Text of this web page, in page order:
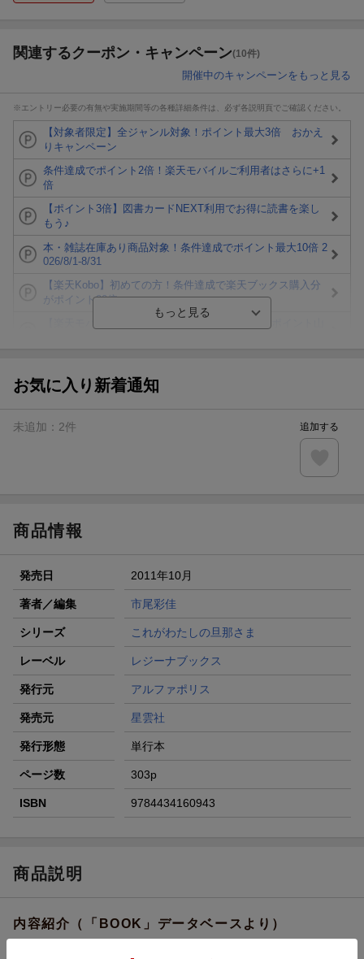
関連するクーポン・キャンペーン(10件)
開催中のキャンペーンをもっと見る
※エントリー必要の有無や実施期間等の各種詳細条件は、必ず各説明頁でご確認ください。
【対象者限定】全ジャンル対象！ポイント最大3倍 おかえ
りキャンペーン
条件達成でポイント2倍！楽天モバイルご利用者はさらに+1
倍
【ポイント3倍】図書カードNEXT利用でお得に読書を楽し
もう♪
本・雑誌在庫あり商品対象！条件達成でポイント最大10倍 2
026/8/1-8/31
【楽天Kobo】初めての方！条件達成で楽天ブックス購入分
がポイント20倍
ト山分け
楽天モバイル紹介キャンペーンの拡散で300円OFFクーポン
条件達成で楽天限定・宝塚歌劇 宙組貸切公演ペアチケット
お気に入り新着通知
未追加： 2件 追加する
商品情報
発売日 2011年10月
著者／編集 市尾彩佳
シリーズ これがわたしの旦那さま
レーベル レジーナブックス
発行元 アルファポリス
発売元 星雲社
発行形態 単行本
ページ数 303p
ISBN 9784434160943
商品説明
内容紹介（「BOOK」データベースより）
周りからの冷たい仕打ちにも耐え、次第に「愛妾」として王城内